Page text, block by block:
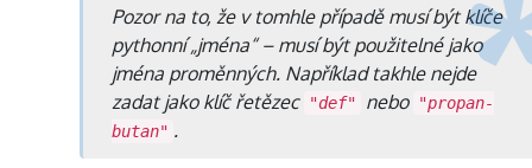
Pozor na to, že v tomhle případě musí být klíče
pythonní „jména“ – musí být použitelné jako
jména proměnných. Například takhle nejde
zadat jako klíč řetězec "def" nebo "propan-
butan" .